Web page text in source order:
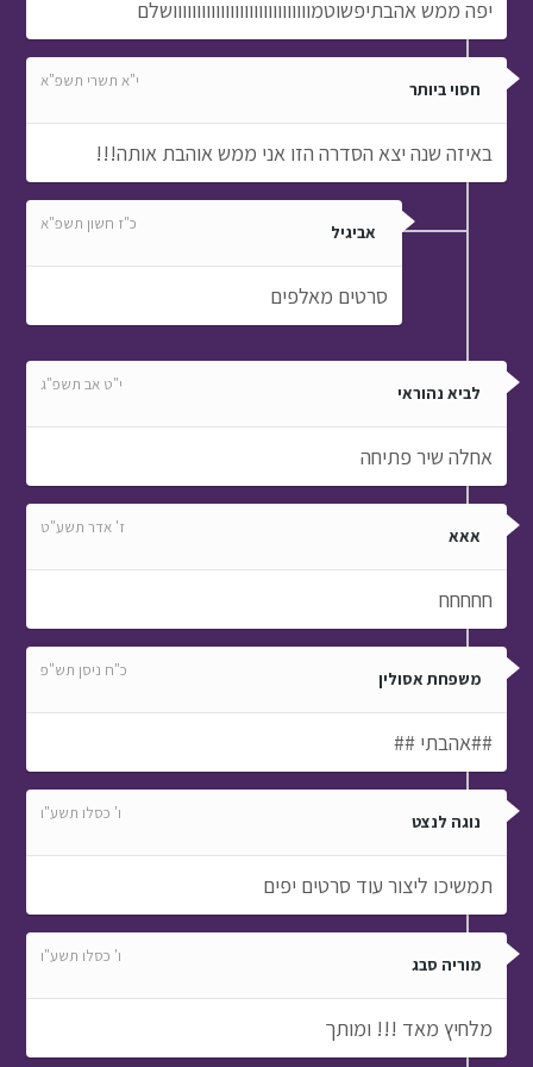
יפה ממש אהבתיפשוטמווווווווווווווווווווווווווווושלם
חסוי ביותר י"א תשרי תשפ"א
באיזה שנה יצא הסדרה הזו אני ממש אוהבת אותה!!!
אביגיל כ"ז חשון תשפ"א
סרטים מאלפים
לביא נהוראי י"ט אב תשפ"ג
אחלה שיר פתיחה
אאא ז' אדר תשע"ט
חחחחח
משפחת אסולין כ"ח ניסן תש"פ
##אהבתי ##
נוגה לנצט ו' כסלו תשע"ו
תמשיכו ליצור עוד סרטים יפים
מוריה סבג ו' כסלו תשע"ו
מלחיץ מאד !!! ומותך